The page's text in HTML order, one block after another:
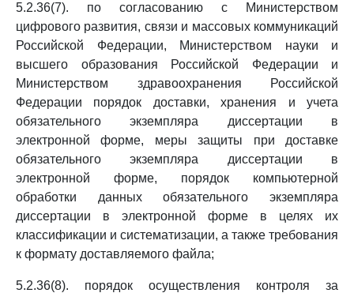
5.2.36(7). по согласованию с Министерством
цифрового развития, связи и массовых коммуникаций
Российской Федерации, Министерством науки и
высшего образования Российской Федерации и
Министерством здравоохранения Российской
Федерации порядок доставки, хранения и учета
обязательного экземпляра диссертации в
электронной форме, меры защиты при доставке
обязательного экземпляра диссертации в
электронной форме, порядок компьютерной
обработки данных обязательного экземпляра
диссертации в электронной форме в целях их
классификации и систематизации, а также требования
к формату доставляемого файла;
5.2.36(8). порядок осуществления контроля за